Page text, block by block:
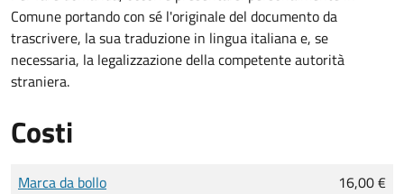
Comune portando con sé l'originale del documento da
trascrivere, la sua traduzione in lingua italiana e, se
necessaria, la legalizzazione della competente autorità
straniera.
Costi
Tipo di pagamento
Importo
Marca da bollo 16,00 €